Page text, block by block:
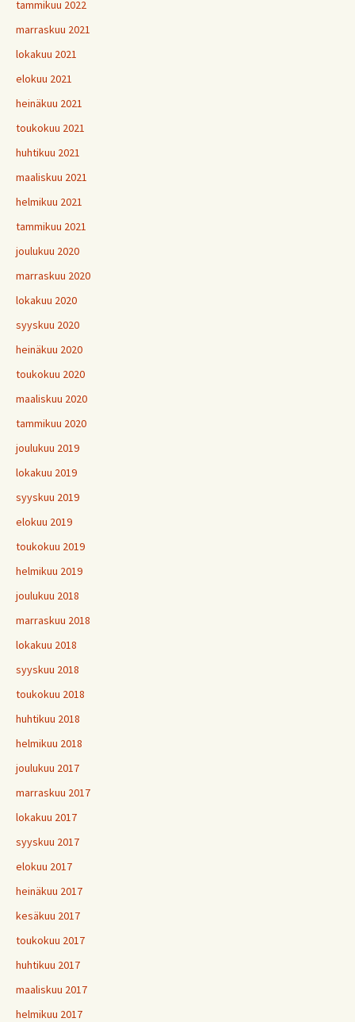
tammikuu 2022
marraskuu 2021
lokakuu 2021
elokuu 2021
heinäkuu 2021
toukokuu 2021
huhtikuu 2021
maaliskuu 2021
helmikuu 2021
tammikuu 2021
joulukuu 2020
marraskuu 2020
lokakuu 2020
syyskuu 2020
heinäkuu 2020
toukokuu 2020
maaliskuu 2020
tammikuu 2020
joulukuu 2019
lokakuu 2019
syyskuu 2019
elokuu 2019
toukokuu 2019
helmikuu 2019
joulukuu 2018
marraskuu 2018
lokakuu 2018
syyskuu 2018
toukokuu 2018
huhtikuu 2018
helmikuu 2018
joulukuu 2017
marraskuu 2017
lokakuu 2017
syyskuu 2017
elokuu 2017
heinäkuu 2017
kesäkuu 2017
toukokuu 2017
huhtikuu 2017
maaliskuu 2017
helmikuu 2017